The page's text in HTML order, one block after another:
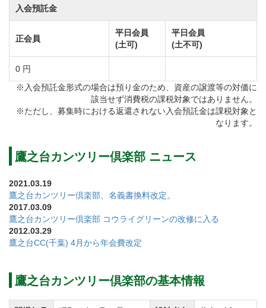
ラット。
グリーン周りをはじめ要所で待ち構えているバンカー
はその大きさ、深さでボールの行く手を阻みます。
あえて伸ばしているラフには深さがあり一度入ってし
まうと脱出が困難。
小さめに造られた砲台グリーンやフェアウェイあえて
絞ったホール、フェアウェイの中央に鎮座した樹木な
ーまでをも翻弄します。
れるアスリートコースです。
大きな屋根が印象的なクラブハウスは落ち着いた佇ま
い。
ーは全て手作り。
開場以来、伝統の味を守っている「ビーフカレー」を
入会預託金
正会員
平日会員
(土可)
平日会員
(土不可)
0 円
※入会預託金形式の場合は預り金のため、資産の譲渡等の対価に
該当せず消費税の課税対象ではありません。
※ただし、募集時における返還されない入会預託金は課税対象と
なります。
鷹之台カンツリー倶楽部 ニュース
2021.03.19
鷹之台カンツリー倶楽部、名義書換料改定。
2017.03.09
鷹之台カンツリー倶楽部 コウライグリーンの改修に入る
2012.03.29
鷹之台CC(千葉) 4月から年会費改定
鷹之台カンツリー倶楽部の基本情報